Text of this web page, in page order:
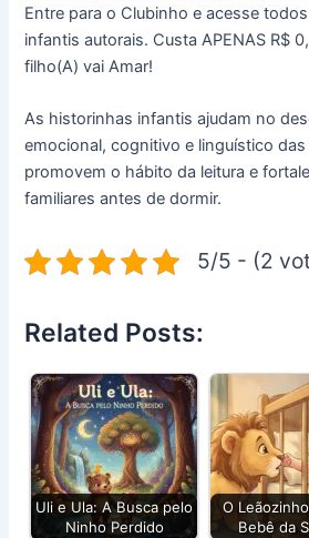
Entre para o Clubinho e acesse
infantis autorais. Custa APENAS R$
filho(A) vai Amar!
As historinhas infantis ajudam no
emocional, cognitivo e linguístico das
promovem o hábito da leitura e
familiares antes de dormir.
5/5 - (2
Related Posts:
Uli e Ula: A Busca pelo
Ninho Perdido
O
Bebê da